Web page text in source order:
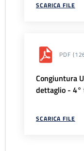
SCARICA FILE
PDF
Congiuntura
dettaglio -
SCARICA FILE